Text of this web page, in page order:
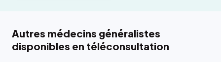
Autres médecins généralistes
disponibles en téléconsultation